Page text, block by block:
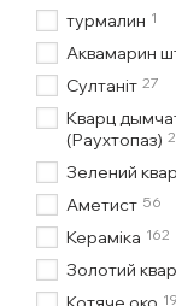
турмалин 1
Аквамарин
Султаніт 27
Кварц
(Раухтопаз)
Зелений
Аметист 56
Кераміка 162
Золотий
19